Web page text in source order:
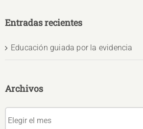
Entradas recientes
Educación guiada por la evidencia
Archivos